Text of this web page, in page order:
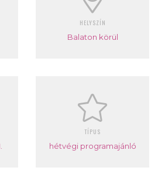
HELYSZÍN
Balaton körül
TÍPUS
hétvégi programajánló